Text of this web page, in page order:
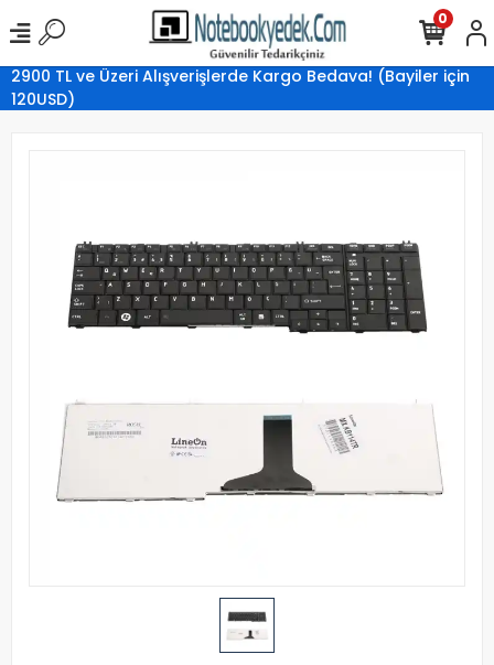
2900 TL ve Üzeri Alışverişlerde Kargo Bedava! (Bayiler için
120USD)
0